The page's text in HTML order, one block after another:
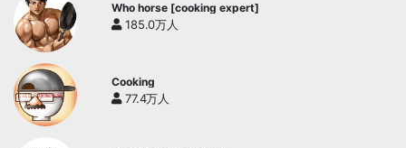
Who horse [cooking expert]
185.0万人
Cooking
77.4万人